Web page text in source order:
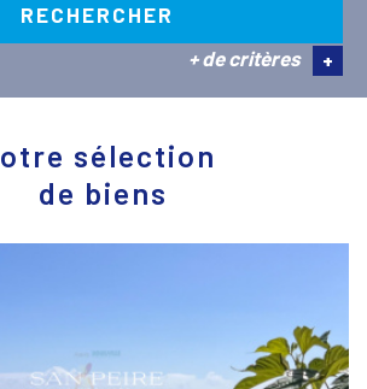
RECHERCHER
+ de critères
+
Notre sélection
de biens